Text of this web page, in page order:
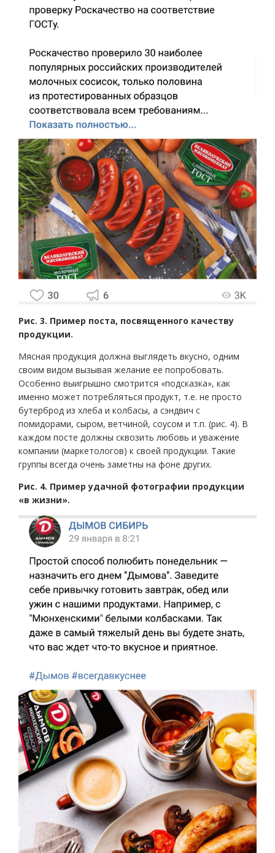
Рис. 3. Пример поста, посвященного качеству
продукции.
Мясная продукция должна выглядеть вкусно, одним
своим видом вызывая желание ее попробовать.
Особенно выигрышно смотрится «подсказка», как
именно может потребляться продукт, т.е. не просто
бутерброд из хлеба и колбасы, а сэндвич с
помидорами, сыром, ветчиной, соусом и т.п. (рис. 4). В
каждом посте должны сквозить любовь и уважение
компании (маркетологов) к своей продукции. Такие
группы всегда очень заметны на фоне других.
Рис. 4. Пример удачной фотографии продукции
«в жизни».